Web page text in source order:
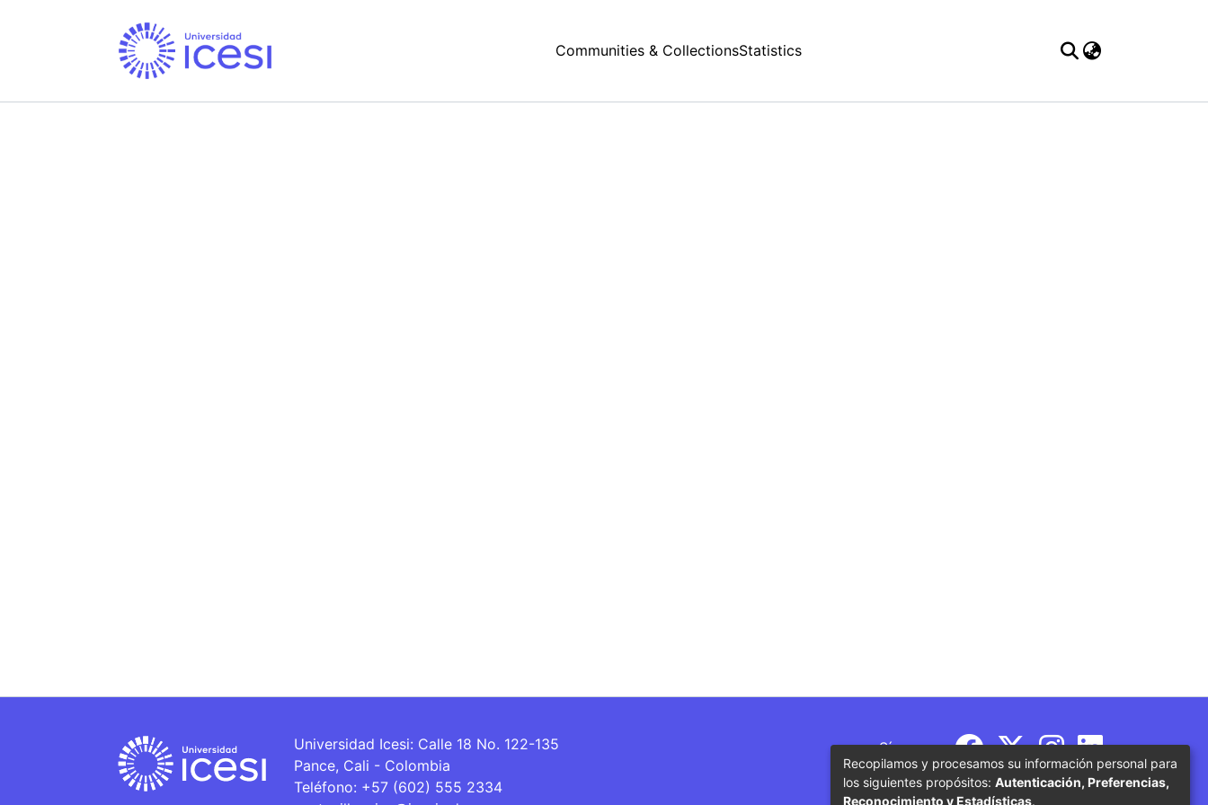
Communities & CollectionsStatistics
Universidad Icesi: Calle 18 No. 122-135
Pance, Cali - Colombia
Teléfono: +57 (602) 555 2334
Síguenos
Recopilamos y procesamos su información personal para
los siguientes propósitos: Autenticación, Preferencias,
Reconocimiento y Estadísticas.